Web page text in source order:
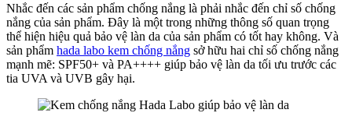
Nhắc đến các sản phẩm chống nắng là phải nhắc đến chỉ số chống
nắng của sản phẩm. Đây là một trong những thông số quan trọng
thể hiện hiệu quả bảo vệ làn da của sản phẩm có tốt hay không. Và
sản phẩm hada labo kem chống nắng sở hữu hai chỉ số chống nắng
mạnh mẽ: SPF50+ và PA++++ giúp bảo vệ làn da tối ưu trước các
tia UVA và UVB gây hại.